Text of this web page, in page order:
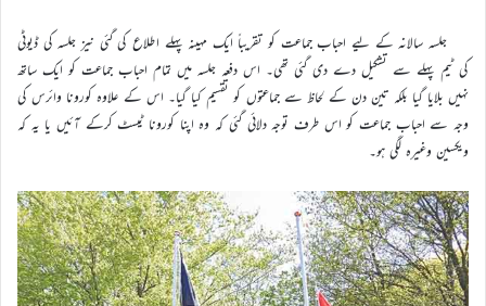
جلسہ سالانہ کے لیے احباب جماعت کو تقریباً ایک مہینہ پہلے اطلاع کی گئی نیز جلسہ کی ڈیوٹی
کی ٹیم پہلے سے تشکیل دے دی گئی تھی۔ اس دفعہ جلسہ میں تمام احباب جماعت کو ایک ساتھ
نہیں بلایا گیا بلکہ تین دن کے لحاظ سے جماعتوں کو تقسیم کیا گیا۔ اس کے علاوہ کورونا وائرس کی
وجہ سے احباب جماعت کو اس طرف توجہ دلائی گئی کہ وہ اپنا کورونا ٹیسٹ کرکے آئیں یا یہ کہ
ویکسین وغیرہ لگی ہو۔